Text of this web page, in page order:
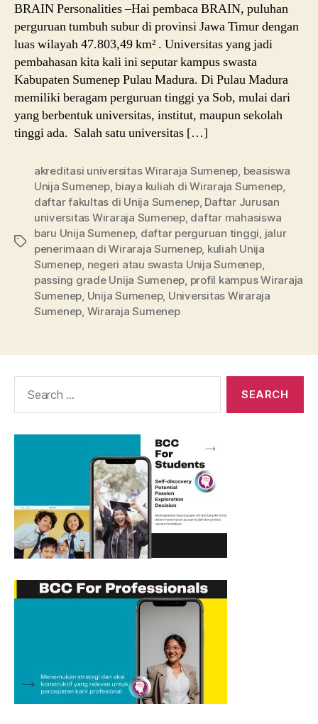
BRAIN Personalities –Hai pembaca BRAIN, puluhan
perguruan tumbuh subur di provinsi Jawa Timur dengan
luas wilayah 47.803,49 km² . Universitas yang jadi
pembahasan kita kali ini seputar kampus swasta
Kabupaten Sumenep Pulau Madura. Di Pulau Madura
memiliki beragam perguruan tinggi ya Sob, mulai dari
yang berbentuk universitas, institut, maupun sekolah
tinggi ada. Salah satu universitas […]
Tags
akreditasi universitas Wiraraja Sumenep, beasiswa
Unija Sumenep, biaya kuliah di Wiraraja Sumenep,
daftar fakultas di Unija Sumenep, Daftar Jurusan
universitas Wiraraja Sumenep, daftar mahasiswa
baru Unija Sumenep, daftar perguruan tinggi, jalur
penerimaan di Wiraraja Sumenep, kuliah Unija
Sumenep, negeri atau swasta Unija Sumenep,
passing grade Unija Sumenep, profil kampus Wiraraja
Sumenep, Unija Sumenep, Universitas Wiraraja
Sumenep, Wiraraja Sumenep